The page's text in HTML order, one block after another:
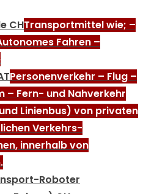
CHTransportmittel wie; –
Fahren –
Personenverkehr – Flug –
– Fern- und Nahverkehr
Linienbus) von privaten
Verkehrs-
innerhalb von
Roboter